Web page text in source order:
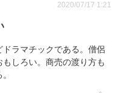
2020/07/17 1:21
ラマチックである。僧侶
しろい。商売の渡り方も